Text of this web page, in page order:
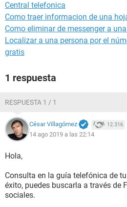
Central telefonica
Como traer informacion de una
Como eliminar de messenger a
Localizar a una persona por el
gratis
1 respuesta
RESPUESTA 1 / 1
César Villagómez 12.316
14 ago 2019 a las 22:14
Hola,
Consulta en la guía telefónica de
éxito, puedes buscarla a través de
sociales.